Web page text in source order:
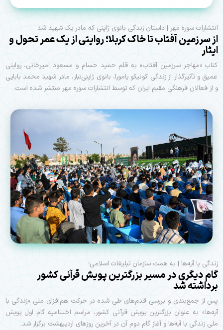
انتشارات سوره مهر | داستان زندگی بانوی ژاپنی که مادر یک شهید شد
از سرزمین آفتاب تا خاک کربلا؛ روایتی از یک عمر تحول و
ایثار
کتاب «مهاجر سرزمین آفتاب» به قلم حمید حسام و مسعود امیرخانی، روایتی
عمیق و تأثیرگذار از زندگی کونیکو یامورا، بانوی ژاپنی‌تبار، مادر شهید محمد بابایی
و از فعالان فرهنگی مقیم ایران که توسط انتشارات سوره مهر منتشر شده است.
زندگی با آیه‌ها | به همت سازمان تبلیغات اسلامی؛
گام دیگری در مسیر بزرگترین پویش قرآنی كشور
برداشته شد
پس از جمع‌بندی و بررسی قدم‌های طی شده در حركت هم‌افزای ملی «زندگی با
آیه‌‌ها» به عنوان بزرگترین پویش قرآنی كشور، مراسم اختتامیه گام اول پویش
ملی زندگی با آیه‌ها و آغاز گام دوم آن در آخرین روزهای اردیبهشت برگزار شد.